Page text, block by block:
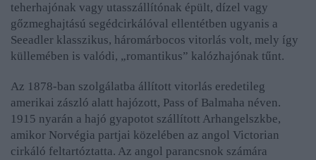
teherhajónak vagy utasszállítónak épült, dízel vagy
gőzmeghajtású segédcirkálóval ellentétben ugyanis a
Seeadler klasszikus, háromárbocos vitorlás volt, mely így
küllemében is valódi, „romantikus” kalózhajónak tűnt.
Az 1878-ban szolgálatba állított vitorlás eredetileg
amerikai zászló alatt hajózott, Pass of Balmaha néven.
1915 nyarán a hajó gyapotot szállított Arhangelszkbe,
amikor Norvégia partjai közelében az angol Victorian
cirkáló feltartóztatta. Az angol parancsnok számára